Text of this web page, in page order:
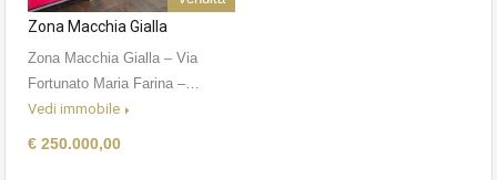
Zona Macchia Gialla
Zona Macchia Gialla – Via
Fortunato Maria Farina –…
Vedi immobile
€ 250.000,00